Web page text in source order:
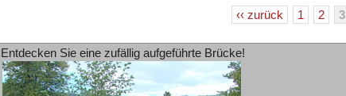
‹‹ zurück 1 2 3
Entdecken Sie eine zufällig aufgeführte Brücke!